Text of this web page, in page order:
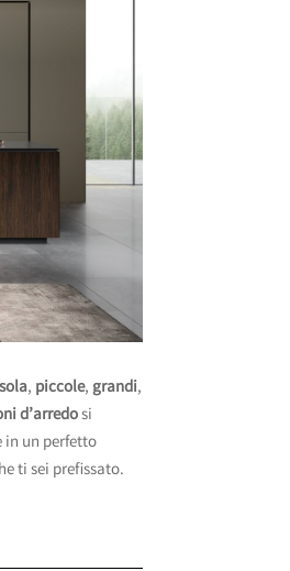
, piccole,grandi,
d’arredosi
in un perfetto
ti sei prefissato.